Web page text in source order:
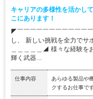
キャリアの多様性を活かし
こにあります！
◤￣￣￣￣￣￣￣￣￣￣￣
し、 新しい挑戦を全力でサ
＿＿＿＿＿◢ 様々な経験を
輝く武器...
仕事内容
あらゆる製品や
クするお仕事です